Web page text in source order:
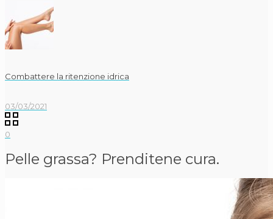
Combattere la ritenzione idrica
03/03/2021
0
Pelle grassa? Prenditene cura.